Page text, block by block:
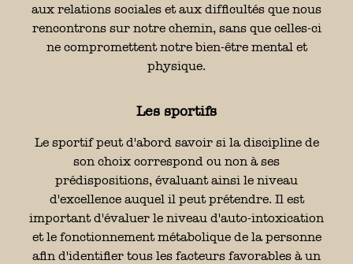
aux relations sociales et aux difficultés que nous
rencontrons sur notre chemin, sans que celles-ci
ne compromettent notre bien-être mental et
physique.
Les sportifs
Le sportif peut d'abord savoir si la discipline de
son choix correspond ou non à ses
prédispositions, évaluant ainsi le niveau
d'excellence auquel il peut prétendre. Il est
important d'évaluer le niveau d'auto-intoxication
et le fonctionnement métabolique de la personne
afin d'identifier tous les facteurs favorables à un